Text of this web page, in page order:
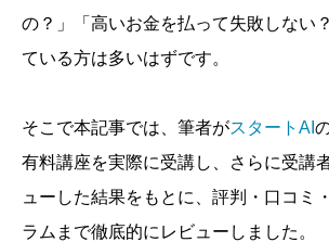
の？」「高いお金を払って失敗しない
ている方は多いはずです。
そこで本記事では、筆者がスタートAI
有料講座を実際に受講し、さらに受講
ューした結果をもとに、評判・口コミ
ラムまで徹底的にレビューしました。